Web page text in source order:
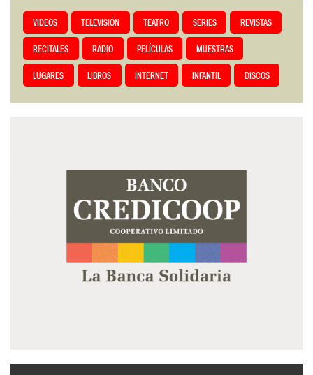
VIDEOS TELEVISIÓN TEATRO SERIES REVISTAS
RECITALES RADIO PELÍCULAS MUESTRAS
LUGARES LIBROS INTERNET INFANTIL DISCOS